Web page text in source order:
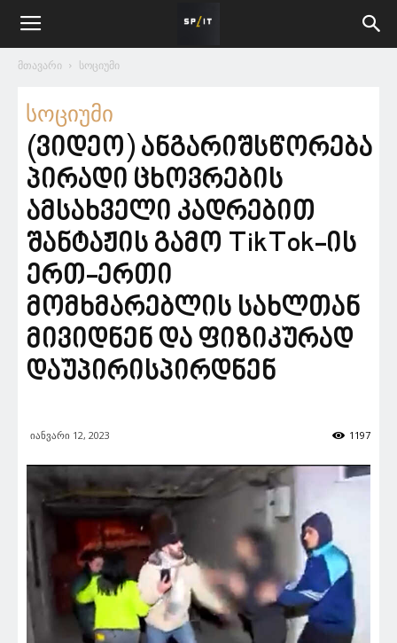
მთავარი სოციუმი
სოციუმი
(ვიდეო) ანგარიშსწორება
პირადი ცხოვრების
ამსახველი კადრებით
შანტაჟის გამო TikTok-ის
ერთ-ერთი
მომხმარებლის სახლთან
მივიდნენ და ფიზიკურად
დაუპირისპირდნენ
იანვარი 12, 2023 1197